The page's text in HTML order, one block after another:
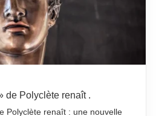
de Polyclète renaît .
Polyclète renaît : une nouvelle